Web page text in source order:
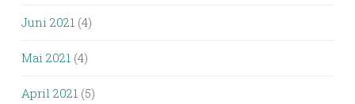
Juni 2021 (4)
Mai 2021 (4)
April 2021 (5)